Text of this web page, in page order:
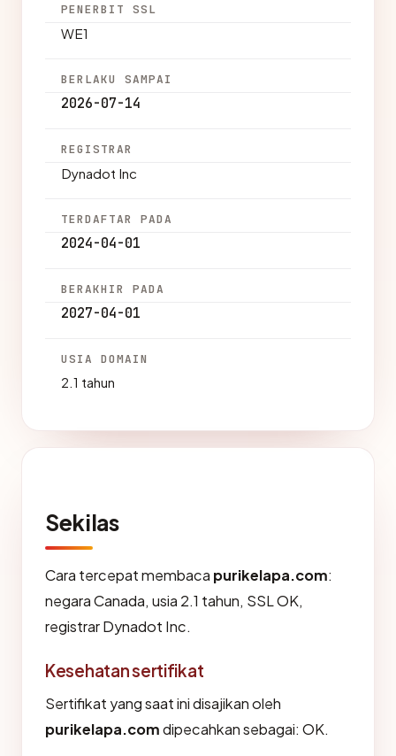
PENERBIT SSL
WE1
BERLAKU SAMPAI
2026-07-14
REGISTRAR
Dynadot Inc
TERDAFTAR PADA
2024-04-01
BERAKHIR PADA
2027-04-01
USIA DOMAIN
2.1 tahun
Sekilas
Cara tercepat membaca purikelapa.com:
negara Canada, usia 2.1 tahun, SSL OK,
registrar Dynadot Inc.
Kesehatan sertifikat
Sertifikat yang saat ini disajikan oleh
purikelapa.comdipecahkan sebagai: OK.